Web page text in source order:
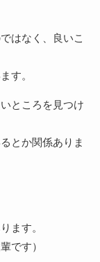
はなく、良いこ
す。
ところを見つけ
とか関係ありま
ます。
です）